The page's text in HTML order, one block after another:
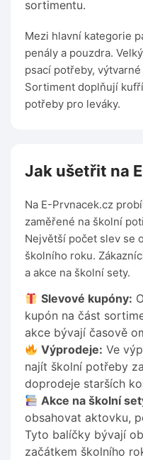
sortimentu.
Mezi hlavní kategorie
penály a pouzdra.
psací potřeby,
Sortiment doplňují
potřeby pro leváky.
Jak ušetřit na
Na E-Prvnacek.cz
zaměřené na školní
Největší počet slev se
školního roku.
a akce na školní sety.
Slevové kupóny:
kupón na část
akce bývají časově
Výprodeje: Ve
najít školní potřeby
doprodeje starších
Akce na školní
obsahovat aktovku,
Tyto balíčky bývají
začátkem školního